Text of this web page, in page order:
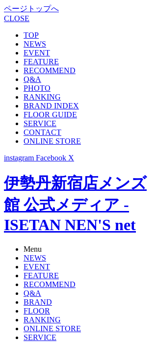
ページトップへ
CLOSE
TOP
NEWS
EVENT
FEATURE
RECOMMEND
Q&A
PHOTO
RANKING
BRAND INDEX
FLOOR GUIDE
SERVICE
CONTACT
ONLINE STORE
instagram Facebook X
伊勢丹新宿店メンズ
館 公式メディア -
ISETAN NEN'S net
Menu
NEWS
EVENT
FEATURE
RECOMMEND
Q&A
BRAND
FLOOR
RANKING
ONLINE STORE
SERVICE